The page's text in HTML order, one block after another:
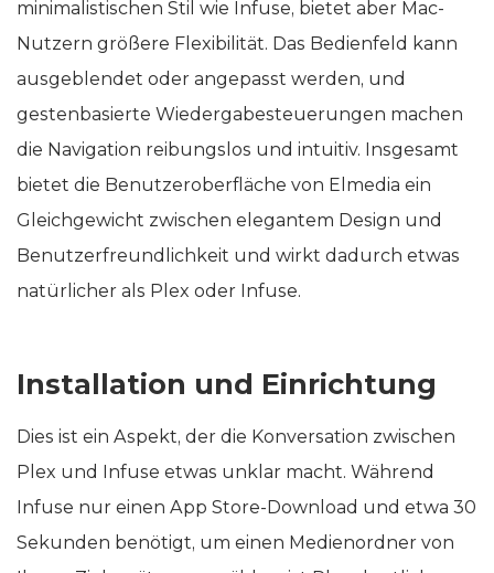
minimalistischen Stil wie Infuse, bietet aber Mac-
Nutzern größere Flexibilität. Das Bedienfeld kann
ausgeblendet oder angepasst werden, und
gestenbasierte Wiedergabesteuerungen machen
die Navigation reibungslos und intuitiv. Insgesamt
bietet die Benutzeroberfläche von Elmedia ein
Gleichgewicht zwischen elegantem Design und
Benutzerfreundlichkeit und wirkt dadurch etwas
natürlicher als Plex oder Infuse.
Installation und Einrichtung
Dies ist ein Aspekt, der die Konversation zwischen
Plex und Infuse etwas unklar macht. Während
Infuse nur einen App Store-Download und etwa 30
Sekunden benötigt, um einen Medienordner von